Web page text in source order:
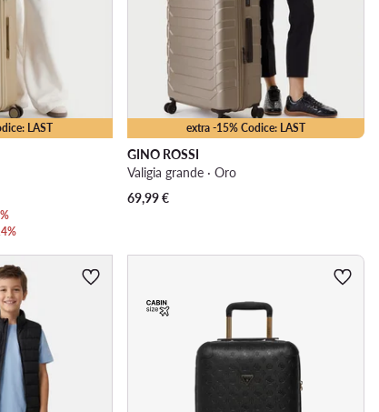
LAST extra -15% Codice: LAST
GINO ROSSI
Valigia grande · Oro
69,99€